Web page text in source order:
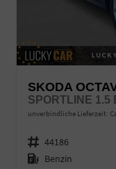
SKODA
unverbindliche Lieferzeit:
Fahrzeugnr. 44186
Kraftstoff Benzin